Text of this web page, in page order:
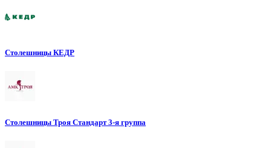
Столешницы КЕДР
Столешницы Троя Стандарт 3-я группа